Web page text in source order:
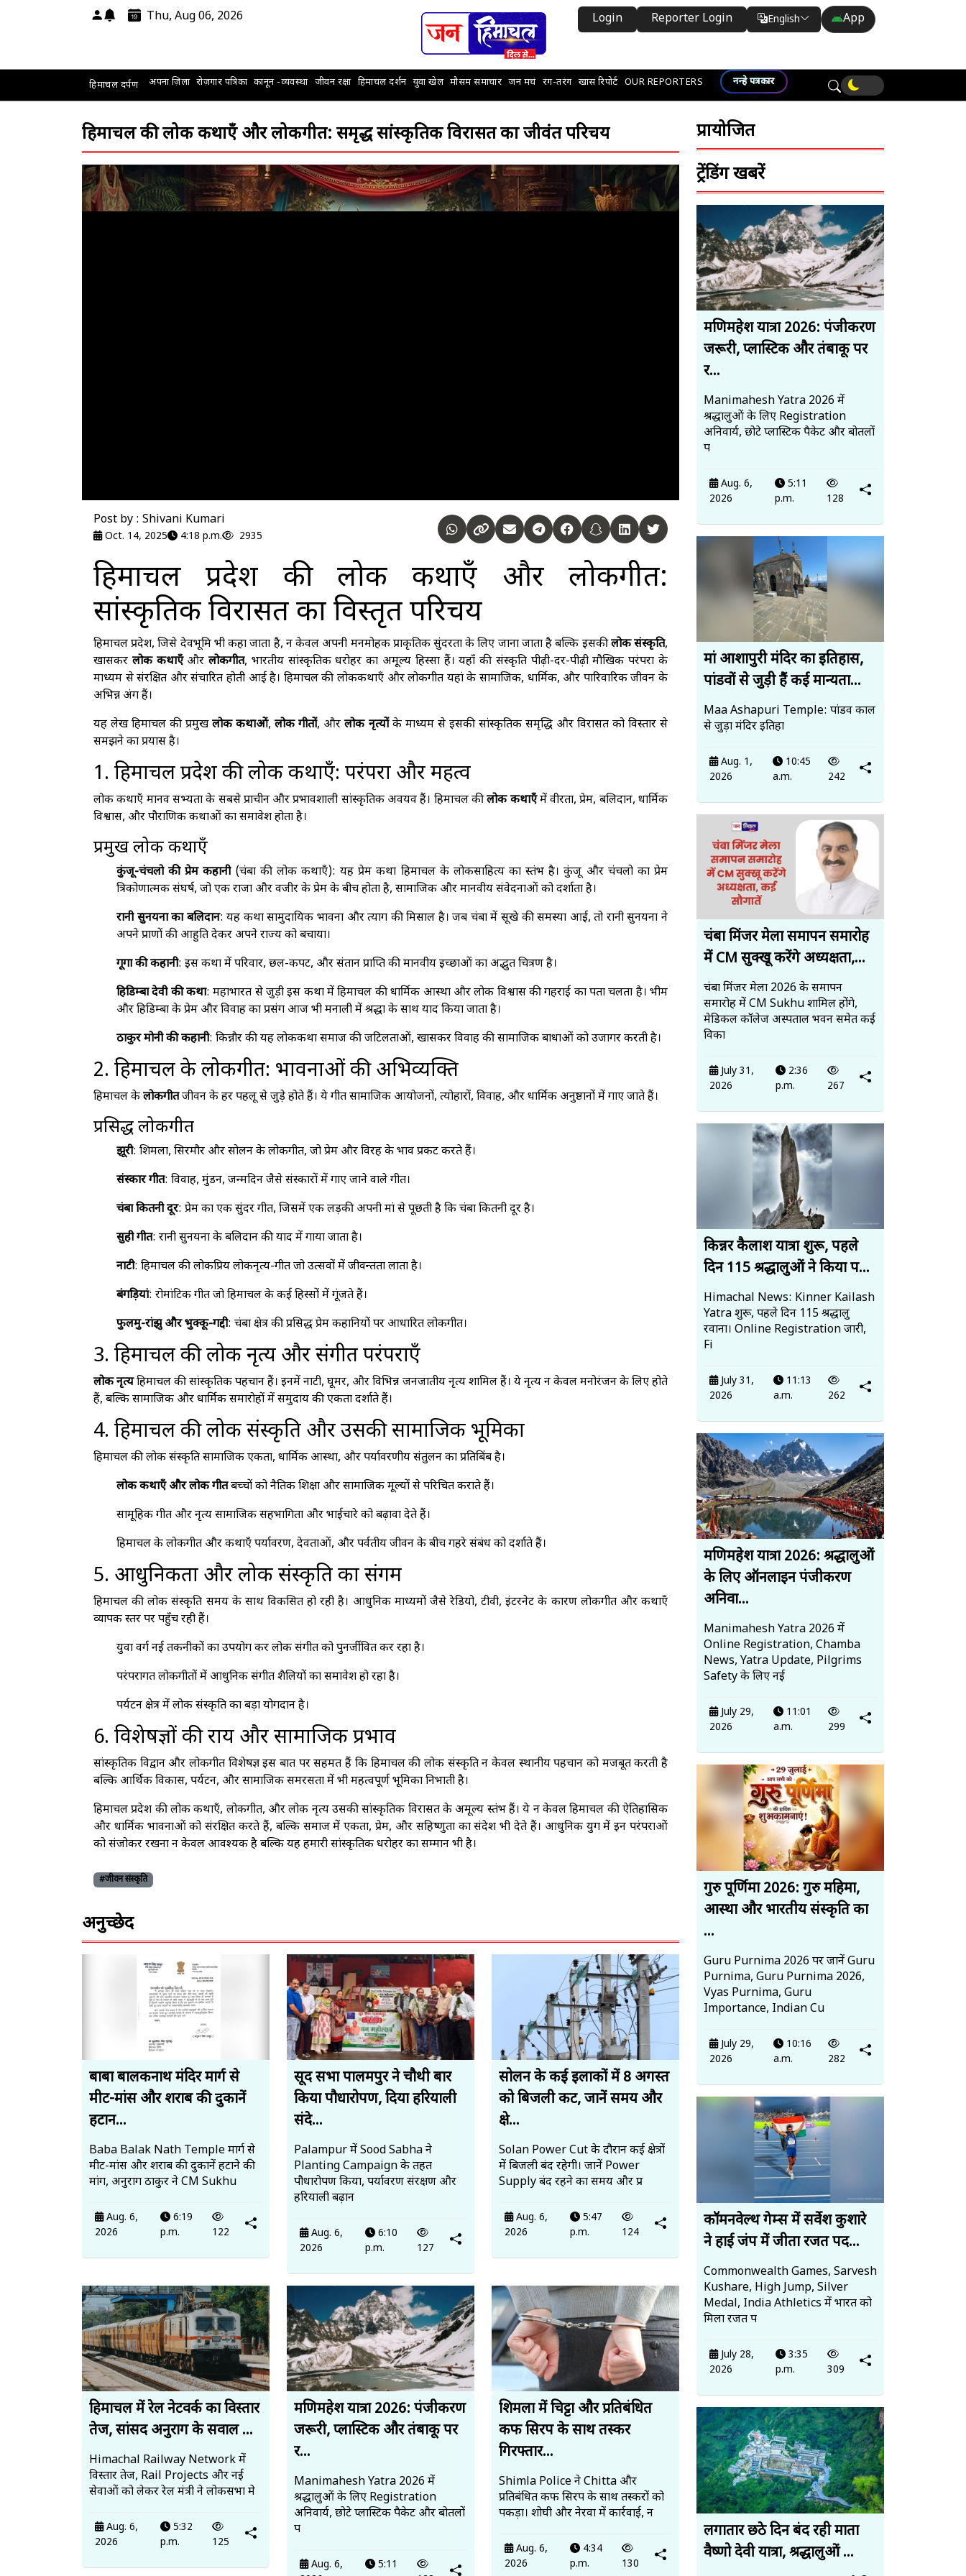
Thu, Aug 06, 2026 Login Reporter Login English
Translate
App
हिमाचल दर्पण अपना ज़िला रोज़गार पत्रिका कानून -व्यवस्था जीवन रक्षा हिमाचल दर्शन युवा खेल मौसम समाचार जन मचं रंग-तरंग खास रिपोर्ट OUR REPORTERS नन्हे पत्रकार
हिमाचल की लोक कथाएँ और लोकगीत: समृद्ध सांस्कृतिक विरासत का जीवंत परिचय
Post by : Shivani Kumari
Oct. 14, 2025 4:18 p.m. 2935
हिमाचल प्रदेश की लोक कथाएँ और लोकगीत:
सांस्कृतिक विरासत का विस्तृत परिचय
हिमाचल प्रदेश, जिसे देवभूमि भी कहा जाता है, न केवल अपनी मनमोहक प्राकृतिक सुंदरता के लिए जाना जाता है बल्कि इसकीलोक संस्कृति,
खासकर लोक कथाएँऔरलोकगीत, भारतीय सांस्कृतिक धरोहर का अमूल्य हिस्सा हैं। यहाँ की संस्कृति पीढ़ी-दर-पीढ़ी मौखिक परंपरा के
माध्यम से संरक्षित और संचारित होती आई है। हिमाचल की लोककथाएँ और लोकगीत यहां के सामाजिक, धार्मिक, और पारिवारिक जीवन के
अभिन्न अंग हैं।
यह लेख हिमाचल की प्रमुखलोक कथाओं,लोक गीतों, औरलोक नृत्योंके माध्यम से इसकी सांस्कृतिक समृद्धि और विरासत को विस्तार से
समझने का प्रयास है।
1. हिमाचल प्रदेश की लोक कथाएँ: परंपरा और महत्व
लोक कथाएँ मानव सभ्यता के सबसे प्राचीन और प्रभावशाली सांस्कृतिक अवयव हैं। हिमाचल कीलोक कथाएँमें वीरता, प्रेम, बलिदान, धार्मिक
विश्वास, और पौराणिक कथाओं का समावेश होता है।
प्रमुख लोक कथाएँ
कुंजू-चंचलो की प्रेम कहानी(चंबा की लोक कथाएँ): यह प्रेम कथा हिमाचल के लोकसाहित्य का स्तंभ है। कुंजू और चंचलो का प्रेम
त्रिकोणात्मक संघर्ष, जो एक राजा और वजीर के प्रेम के बीच होता है, सामाजिक और मानवीय संवेदनाओं को दर्शाता है।
रानी सुनयना का बलिदान: यह कथा सामुदायिक भावना और त्याग की मिसाल है। जब चंबा में सूखे की समस्या आई, तो रानी सुनयना ने
अपने प्राणों की आहुति देकर अपने राज्य को बचाया।
गूगा की कहानी: इस कथा में परिवार, छल-कपट, और संतान प्राप्ति की मानवीय इच्छाओं का अद्भुत चित्रण है।
हिडिम्बा देवी की कथा: महाभारत से जुड़ी इस कथा में हिमाचल की धार्मिक आस्था और लोक विश्वास की गहराई का पता चलता है। भीम
और हिडिम्बा के प्रेम और विवाह का प्रसंग आज भी मनाली में श्रद्धा के साथ याद किया जाता है।
ठाकुर मोनी की कहानी: किन्नौर की यह लोककथा समाज की जटिलताओं, खासकर विवाह की सामाजिक बाधाओं को उजागर करती है।
2. हिमाचल के लोकगीत: भावनाओं की अभिव्यक्ति
हिमाचल केलोकगीतजीवन के हर पहलू से जुड़े होते हैं। ये गीत सामाजिक आयोजनों, त्योहारों, विवाह, और धार्मिक अनुष्ठानों में गाए जाते हैं।
प्रसिद्ध लोकगीत
झूरी: शिमला, सिरमौर और सोलन के लोकगीत, जो प्रेम और विरह के भाव प्रकट करते हैं।
संस्कार गीत: विवाह, मुंडन, जन्मदिन जैसे संस्कारों में गाए जाने वाले गीत।
चंबा कितनी दूर: प्रेम का एक सुंदर गीत, जिसमें एक लड़की अपनी मां से पूछती है कि चंबा कितनी दूर है।
सुही गीत: रानी सुनयना के बलिदान की याद में गाया जाता है।
नाटी: हिमाचल की लोकप्रिय लोकनृत्य-गीत जो उत्सवों में जीवन्तता लाता है।
बंगड़ियां: रोमांटिक गीत जो हिमाचल के कई हिस्सों में गूंजते हैं।
फुलमु-रांझु और भुक्कू-गद्दी: चंबा क्षेत्र की प्रसिद्ध प्रेम कहानियों पर आधारित लोकगीत।
3. हिमाचल की लोक नृत्य और संगीत परंपराएँ
लोक नृत्यहिमाचल की सांस्कृतिक पहचान हैं। इनमें नाटी, घूमर, और विभिन्न जनजातीय नृत्य शामिल हैं। ये नृत्य न केवल मनोरंजन के लिए होते
हैं, बल्कि सामाजिक और धार्मिक समारोहों में समुदाय की एकता दर्शाते हैं।
4. हिमाचल की लोक संस्कृति और उसकी सामाजिक भूमिका
हिमाचल की लोक संस्कृति सामाजिक एकता, धार्मिक आस्था, और पर्यावरणीय संतुलन का प्रतिबिंब है।
लोक कथाएँ और लोक गीतबच्चों को नैतिक शिक्षा और सामाजिक मूल्यों से परिचित कराते हैं।
सामूहिक गीत और नृत्य सामाजिक सहभागिता और भाईचारे को बढ़ावा देते हैं।
हिमाचल के लोकगीत और कथाएँ पर्यावरण, देवताओं, और पर्वतीय जीवन के बीच गहरे संबंध को दर्शाते हैं।
5. आधुनिकता और लोक संस्कृति का संगम
हिमाचल की लोक संस्कृति समय के साथ विकसित हो रही है। आधुनिक माध्यमों जैसे रेडियो, टीवी, इंटरनेट के कारण लोकगीत और कथाएँ
व्यापक स्तर पर पहुँच रही हैं।
युवा वर्ग नई तकनीकों का उपयोग कर लोक संगीत को पुनर्जीवित कर रहा है।
परंपरागत लोकगीतों में आधुनिक संगीत शैलियों का समावेश हो रहा है।
पर्यटन क्षेत्र में लोक संस्कृति का बड़ा योगदान है।
6. विशेषज्ञों की राय और सामाजिक प्रभाव
सांस्कृतिक विद्वान और लोकगीत विशेषज्ञ इस बात पर सहमत हैं कि हिमाचल की लोक संस्कृति न केवल स्थानीय पहचान को मजबूत करती है
बल्कि आर्थिक विकास, पर्यटन, और सामाजिक समरसता में भी महत्वपूर्ण भूमिका निभाती है।
हिमाचल प्रदेश की लोक कथाएँ, लोकगीत, और लोक नृत्य उसकी सांस्कृतिक विरासत के अमूल्य स्तंभ हैं। ये न केवल हिमाचल की ऐतिहासिक
और धार्मिक भावनाओं को संरक्षित करते हैं, बल्कि समाज में एकता, प्रेम, और सहिष्णुता का संदेश भी देते हैं। आधुनिक युग में इन परंपराओं
को संजोकर रखना न केवल आवश्यक है बल्कि यह हमारी सांस्कृतिक धरोहर का सम्मान भी है।
#जीवन संस्कृति
अनुच्छेद
बाबा बालकनाथ मंदिर मार्ग से
मीट-मांस और शराब की दुकानें
हटान...
Baba Balak Nath Temple मार्ग से
मीट-मांस और शराब की दुकानें हटाने की
मांग, अनुराग ठाकुर ने CM Sukhu
Aug. 6,
2026
6:19
p.m.
122
सूद सभा पालमपुर ने चौथी बार
किया पौधारोपण, दिया हरियाली
संदे...
Palampur में Sood Sabha ने
Planting Campaign के तहत
पौधारोपण किया, पर्यावरण संरक्षण और
हरियाली बढ़ान
Aug. 6,
2026
6:10
p.m.
127
सोलन के कई इलाकों में 8 अगस्त
को बिजली कट, जानें समय और
क्षे...
Solan Power Cut के दौरान कई क्षेत्रों
में बिजली बंद रहेगी। जानें Power
Supply बंद रहने का समय और प्र
Aug. 6,
2026
5:47
p.m.
124
हिमाचल में रेल नेटवर्क का विस्तार
तेज, सांसद अनुराग के सवाल ...
Himachal Railway Network में
विस्तार तेज, Rail Projects और नई
सेवाओं को लेकर रेल मंत्री ने लोकसभा मे
Aug. 6,
2026
5:32
p.m.
125
मणिमहेश यात्रा 2026: पंजीकरण
जरूरी, प्लास्टिक और तंबाकू पर
र...
Manimahesh Yatra 2026 में
श्रद्धालुओं के लिए Registration
अनिवार्य, छोटे प्लास्टिक पैकेट और बोतलों
प
Aug. 6,
5:11
शिमला में चिट्टा और प्रतिबंधित
कफ सिरप के साथ तस्कर
गिरफ्तार...
Shimla Police ने Chitta और
प्रतिबंधित कफ सिरप के साथ तस्करों को
पकड़ा। शोघी और नेरवा में कार्रवाई, न
Aug. 6,
2026
4:34
p.m.
130
प्रायोजित
ट्रेंडिंग खबरें
मणिमहेश यात्रा 2026: पंजीकरण
जरूरी, प्लास्टिक और तंबाकू पर
र...
Manimahesh Yatra 2026 में
श्रद्धालुओं के लिए Registration
अनिवार्य, छोटे प्लास्टिक पैकेट और बोतलों
प
Aug. 6,
2026
5:11
p.m.
128
मां आशापुरी मंदिर का इतिहास,
पांडवों से जुड़ी हैं कई मान्यता...
Maa Ashapuri Temple: पांडव काल
से जुड़ा मंदिर इतिहा
Aug. 1,
2026
10:45
a.m.
242
चंबा मिंजर मेला समापन समारोह
में CM सुक्खू करेंगे अध्यक्षता,...
चंबा मिंजर मेला 2026 के समापन
समारोह में CM Sukhu शामिल होंगे,
मेडिकल कॉलेज अस्पताल भवन समेत कई
विका
July 31,
2026
2:36
p.m.
267
किन्नर कैलाश यात्रा शुरू, पहले
दिन 115 श्रद्धालुओं ने किया प...
Himachal News: Kinner Kailash
Yatra शुरू, पहले दिन 115 श्रद्धालु
रवाना। Online Registration जारी,
Fi
July 31,
2026
11:13
a.m.
262
मणिमहेश यात्रा 2026: श्रद्धालुओं
के लिए ऑनलाइन पंजीकरण
अनिवा...
Manimahesh Yatra 2026 में
Online Registration, Chamba
News, Yatra Update, Pilgrims
Safety के लिए नई
July 29,
2026
11:01
a.m.
299
गुरु पूर्णिमा 2026: गुरु महिमा,
आस्था और भारतीय संस्कृति का
...
Guru Purnima 2026 पर जानें Guru
Purnima, Guru Purnima 2026,
Vyas Purnima, Guru
Importance, Indian Cu
July 29,
2026
10:16
a.m.
282
कॉमनवेल्थ गेम्स में सर्वेश कुशारे
ने हाई जंप में जीता रजत पद...
Commonwealth Games, Sarvesh
Kushare, High Jump, Silver
Medal, India Athletics में भारत को
मिला रजत प
July 28,
2026
3:35
p.m.
309
लगातार छठे दिन बंद रही माता
वैष्णो देवी यात्रा, श्रद्धालुओं ...